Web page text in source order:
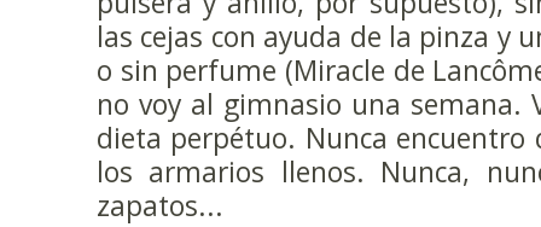
las cejas con ayuda de la pinza y
o sin perfume (Miracle de
no voy al gimnasio una semana.
dieta perpétuo. Nunca encuentro
los armarios llenos. Nunca,
zapatos...